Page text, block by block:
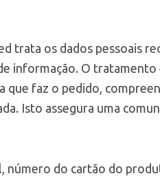
trata os dados pessoais
informação. O tratamento
faz o pedido,
Isto assegura uma
número do cartão do